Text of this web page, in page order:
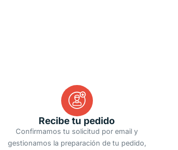
Recibe tu pedido
Confirmamos tu solicitud por email y
gestionamos la preparación de tu pedido,